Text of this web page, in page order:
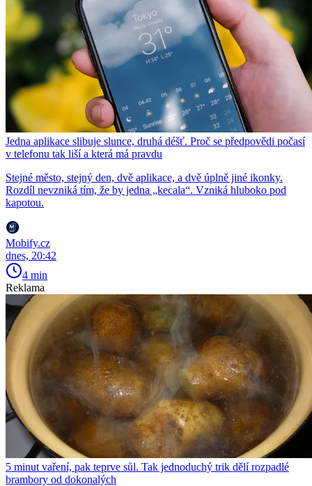
Jedna aplikace slibuje slunce, druhá déšť. Proč se předpovědi počasí
v telefonu tak liší a která má pravdu
Stejné město, stejný den, dvě aplikace, a dvě úplně jiné ikonky.
Rozdíl nevzniká tím, že by jedna „kecala“. Vzniká hluboko pod
kapotou.
Mobify.cz
dnes, 20:42
4 min
Reklama
5 minut vaření, pak teprve sůl. Tak jednoduchý trik dělí rozpadlé
brambory od dokonalých